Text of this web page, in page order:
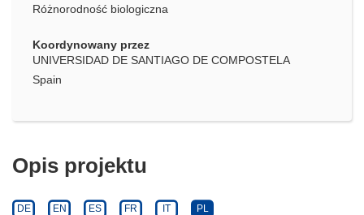
Różnorodność biologiczna
Koordynowany przez
UNIVERSIDAD DE SANTIAGO DE COMPOSTELA
Spain
Opis projektu
DE EN ES FR IT PL